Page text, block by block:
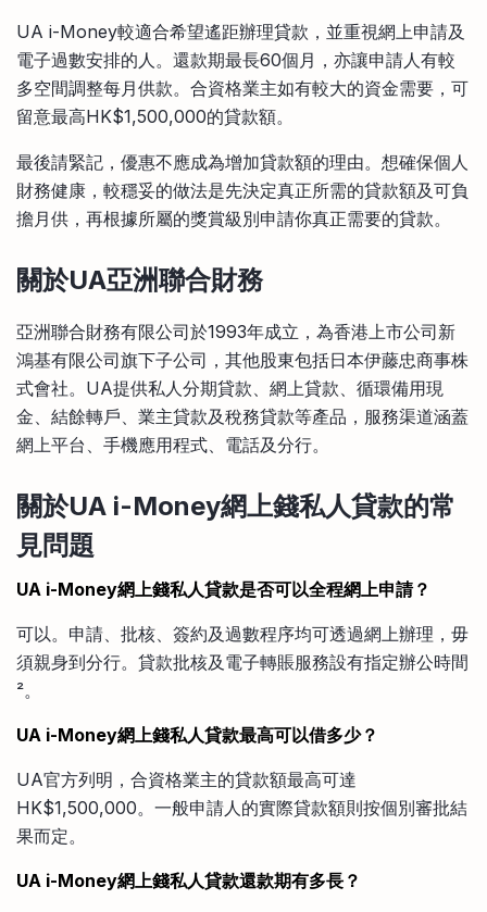
UA i-Money較適合希望遙距辦理貸款，並重視網上申請及
電子過數安排的人。還款期最長60個月，亦讓申請人有較
多空間調整每月供款。合資格業主如有較大的資金需要，可
留意最高HK$1,500,000的貸款額。
最後請緊記，優惠不應成為增加貸款額的理由。想確保個人
財務健康，較穩妥的做法是先決定真正所需的貸款額及可負
擔月供，再根據所屬的獎賞級別申請你真正需要的貸款。
關於UA亞洲聯合財務
亞洲聯合財務有限公司於1993年成立，為香港上市公司新
鴻基有限公司旗下子公司，其他股東包括日本伊藤忠商事株
式會社。UA提供私人分期貸款、網上貸款、循環備用現
金、結餘轉戶、業主貸款及稅務貸款等產品，服務渠道涵蓋
網上平台、手機應用程式、電話及分行。
關於UA i-Money網上錢私人貸款的常
見問題
UA i-Money網上錢私人貸款是否可以全程網上申請？
可以。申請、批核、簽約及過數程序均可透過網上辦理，毋
須親身到分行。貸款批核及電子轉賬服務設有指定辦公時間
²。
UA i-Money網上錢私人貸款最高可以借多少？
UA官方列明，合資格業主的貸款額最高可達
HK$1,500,000。一般申請人的實際貸款額則按個別審批結
果而定。
UA i-Money網上錢私人貸款還款期有多長？